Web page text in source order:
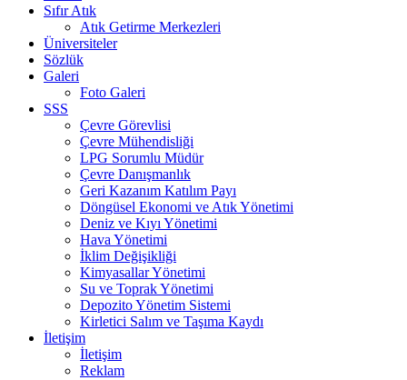
Sıfır Atık
Atık Getirme Merkezleri
Üniversiteler
Sözlük
Galeri
Foto Galeri
SSS
Çevre Görevlisi
Çevre Mühendisliği
LPG Sorumlu Müdür
Çevre Danışmanlık
Geri Kazanım Katılım Payı
Döngüsel Ekonomi ve Atık Yönetimi
Deniz ve Kıyı Yönetimi
Hava Yönetimi
İklim Değişikliği
Kimyasallar Yönetimi
Su ve Toprak Yönetimi
Depozito Yönetim Sistemi
Kirletici Salım ve Taşıma Kaydı
İletişim
İletişim
Reklam